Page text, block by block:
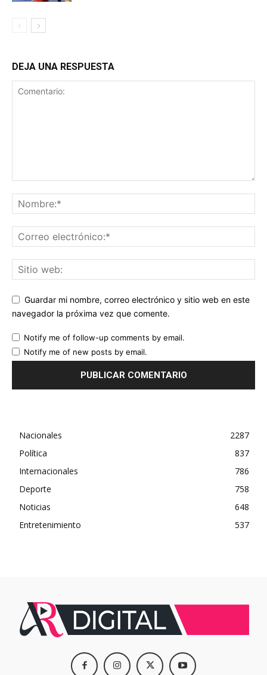
DEJA UNA RESPUESTA
Guardar mi nombre, correo electrónico y sitio web en este
navegador la próxima vez que comente.
Notify me of follow-up comments by email.
Notify me of new posts by email.
Nacionales
2287
Política
837
Internacionales
786
Deporte
758
Noticias
648
Entretenimiento
537